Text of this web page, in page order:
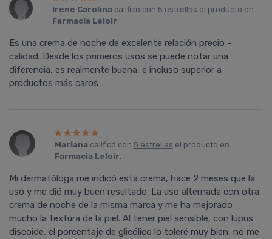
Irene Carolina calificó con 5 estrellas el producto en
Farmacia Leloir.
Es una crema de noche de excelente relación precio -
calidad. Desde los primeros usos se puede notar una
diferencia, es realmente buena, e incluso superior a
productos más caros
Mariana calificó con 5 estrellas el producto en
Farmacia Leloir.
Mi dermatóloga me indicó esta crema, hace 2 meses que la
uso y me dió muy buen resultado. La uso alternada con otra
crema de noche de la misma marca y me ha mejorado
mucho la textura de la piel. Al tener piel sensible, con lupus
discoide, el porcentaje de glicólico lo toleré muy bien, no me